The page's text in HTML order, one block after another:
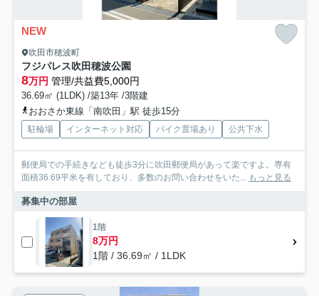
NEW
吹田市穂波町
フジパレス吹田穂波公園
8万円 管理/共益費5,000円
36.69㎡ (1LDK) /築13年 /3階建
おおさか東線「南吹田」駅 徒歩15分
駐輪場 インターネット対応 バイク置場あり 公共下水
郵便局での手続きなども徒歩3分に吹田郵便局があって楽ですよ。専有
面積36.69平米を有しており、多数のお問い合わせをいた... もっと見る
募集中の部屋
1階
8万円
1階 / 36.69㎡ / 1LDK